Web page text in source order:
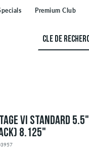
Premium Club
VI STANDARD
8.125"